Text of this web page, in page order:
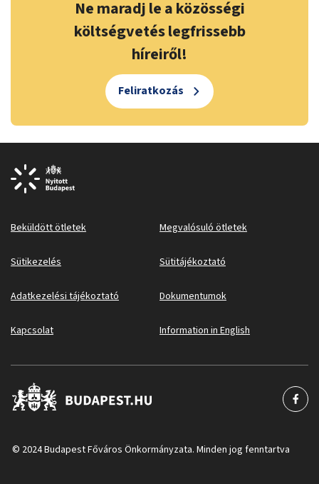
Ne maradj le a közösségi
költségvetés legfrissebb
híreiről!
Feliratkozás
Beküldött ötletek Megvalósuló ötletek
Sütikezelés Sütitájékoztató
Adatkezelési tájékoztató Dokumentumok
Kapcsolat Information in English
© 2024 Budapest Főváros Önkormányzata. Minden jog fenntartva